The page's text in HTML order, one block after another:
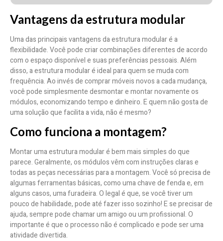
Vantagens da estrutura modular
Uma das principais vantagens da estrutura modular é a
flexibilidade. Você pode criar combinações diferentes de acordo
com o espaço disponível e suas preferências pessoais. Além
disso, a estrutura modular é ideal para quem se muda com
frequência. Ao invés de comprar móveis novos a cada mudança,
você pode simplesmente desmontar e montar novamente os
módulos, economizando tempo e dinheiro. E quem não gosta de
uma solução que facilita a vida, não é mesmo?
Como funciona a montagem?
Montar uma estrutura modular é bem mais simples do que
parece. Geralmente, os módulos vêm com instruções claras e
todas as peças necessárias para a montagem. Você só precisa de
algumas ferramentas básicas, como uma chave de fenda e, em
alguns casos, uma furadeira. O legal é que, se você tiver um
pouco de habilidade, pode até fazer isso sozinho! E se precisar de
ajuda, sempre pode chamar um amigo ou um profissional. O
importante é que o processo não é complicado e pode ser uma
atividade divertida.